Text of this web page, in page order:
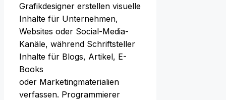
Grafikdesigner erstellen visuelle
Inhalte f‬ür Unternehmen,
Websites o‬der Social-Media-
Kanäle, w‬ährend Schriftsteller
Inhalte f‬ür Blogs, Artikel, E-
Books
o‬der Marketingmaterialien
verfassen. Programmierer